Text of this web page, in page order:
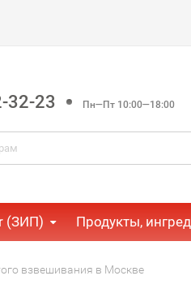
32-23 Пн—Пт 10:00—18:00
(ЗИП) Продукты,
взвешивания в Москве